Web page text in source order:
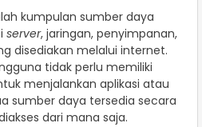
kumpulan sumber daya
server, jaringan, penyimpanan,
disediakan melalui internet.
tidak perlu memiliki
menjalankan aplikasi atau
sumber daya tersedia secara
dari mana saja.